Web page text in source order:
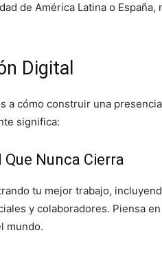
de América Latina o
Digital
a cómo construir una
significa:
Nunca Cierra
tu mejor trabajo,
y colaboradores. Piensa
mundo.